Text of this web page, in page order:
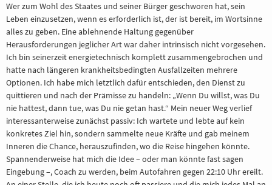
Wer zum Wohl des Staates und seiner Bürger geschworen hat, sein
Leben einzusetzen, wenn es erforderlich ist, der ist bereit, im Wortsinne
alles zu geben. Eine ablehnende Haltung gegenüber
Herausforderungen jeglicher Art war daher intrinsisch nicht vorgesehen.
Ich bin seinerzeit energietechnisch komplett zusammengebrochen und
hatte nach längeren krankheitsbedingten Ausfallzeiten mehrere
Optionen. Ich habe mich letztlich dafür entschieden, den Dienst zu
quittieren und nach der Prämisse zu handeln: „Wenn Du willst, was Du
nie hattest, dann tue, was Du nie getan hast.“ Mein neuer Weg verlief
interessanterweise zunächst passiv: Ich wartete und lebte auf kein
konkretes Ziel hin, sondern sammelte neue Kräfte und gab meinem
Inneren die Chance, herauszufinden, wo die Reise hingehen könnte.
Spannenderweise hat mich die Idee – oder man könnte fast sagen
Eingebung –, Coach zu werden, beim Autofahren gegen 22:10 Uhr ereilt.